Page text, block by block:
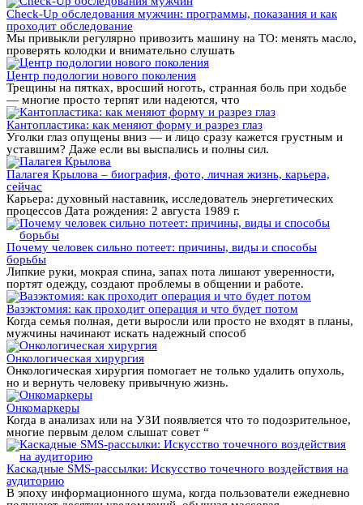
Check-Up обследования мужчин: программы, показания и как
проходит обследование
Мы привыкли регулярно привозить машину на ТО: менять масло,
проверять колодки и внимательно слушать
Центр подологии нового поколения
Трещины на пятках, вросший ноготь, странная боль при ходьбе
— многие просто терпят или надеются, что
Кантопластика: как меняют форму и разрез глаз
Уголки глаз опущены вниз — и лицо сразу кажется грустным и
уставшим? Даже если вы выспались и полны сил.
Палагея Крылова – биография, фото, личная жизнь, карьера,
сейчас
Карьера: духовный наставник, исследователь энергетических
процессов Дата рождения: 2 августа 1989 г.
Почему человек сильно потеет: причины, виды и способы
борьбы
Липкие руки, мокрая спина, запах пота лишают уверенности,
портят одежду, создают проблемы в общении и работе.
Вазэктомия: как проходит операция и что будет потом
Когда семья полная, дети выросли или просто не входят в планы,
мужчины начинают искать надежный способ
Онкологическая хирургия
Онкологическая хирургия помогает не только удалить опухоль,
но и вернуть человеку привычную жизнь.
Онкомаркеры
Когда в анализах или на УЗИ появляется что то подозрительное,
многие первым делом слышат совет “
Каскадные SMS-рассылки: Искусство точечного воздействия на
аудиторию
В эпоху информационного шума, когда пользователи ежедневно